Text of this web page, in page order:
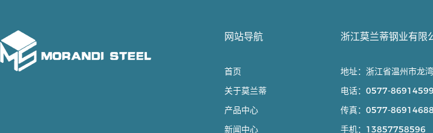
网站导航
首页
关于莫兰蒂
产品中心
新闻中心
浙江莫兰蒂钢业有限
地址：浙江省温州市龙
电话： 0577-86914599
传真： 0577-86914688
手机： 13857758596